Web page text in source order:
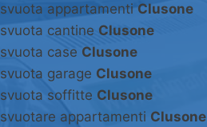
svuota appartamenti Clusone
svuota cantine Clusone
svuota case Clusone
svuota garage Clusone
svuota soffitte Clusone
svuotare appartamenti Clusone